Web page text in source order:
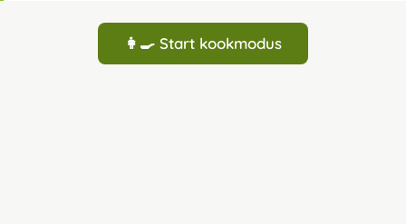
👩‍🍳 Start kookmodus